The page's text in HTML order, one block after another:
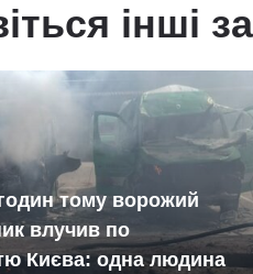
інші
тому ворожий
влучив по
Києва: одна людина